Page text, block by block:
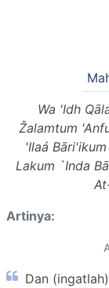
Wa 'Idh
Žalamtum
'Ilaá
Lakum `Inda
Artinya:
Dan